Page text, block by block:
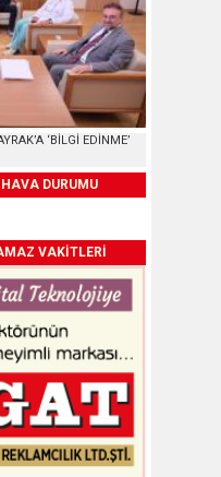
‘BİLGİ EDİNME’
DURUMU
VAKİTLERİ